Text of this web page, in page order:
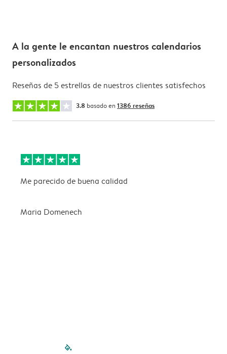
A la gente le encantan nuestros calendarios
personalizados
Reseñas de 5 estrellas de nuestros clientes satisfechos
3.8 basado en 1386 reseñas
Me parecido de buena calidad
Maria Domenech
filled-pagination